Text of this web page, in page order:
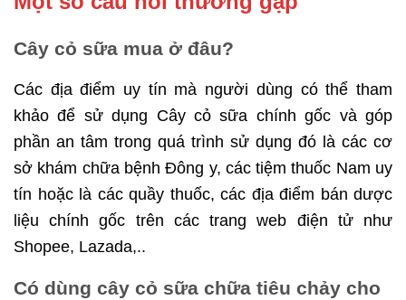
Cây cỏ sữa mua ở đâu?
Các địa điểm uy tín mà người dùng có thể tham
khảo để sử dụng Cây cỏ sữa chính gốc và góp
phần an tâm trong quá trình sử dụng đó là các cơ
sở khám chữa bệnh Đông y, các tiệm thuốc Nam uy
tín hoặc là các quầy thuốc, các địa điểm bán dược
liệu chính gốc trên các trang web điện tử như
Shopee, Lazada,..
Có dùng cây cỏ sữa chữa tiêu chảy cho